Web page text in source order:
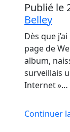
Publié le
Belley
Dès que
page de
album,
surveillais
Internet »…
Continuer